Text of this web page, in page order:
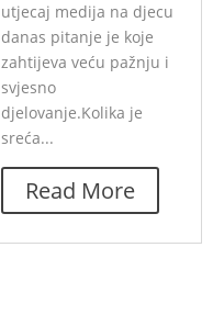
utjecaj medija na djecu
danas pitanje je koje
zahtijeva veću pažnju i
svjesno
djelovanje.Kolika je
sreća...
Read More